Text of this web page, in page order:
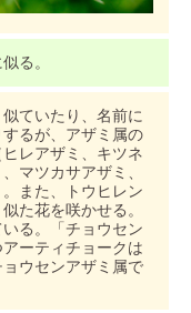
る。
ていたり、名前に
するが、アザミ属の
レアザミ、キツネ
マツカサアザミ、
また、トウヒレン
た花を咲かせる。
る。「チョウセン
ーティチョークは
ウセンアザミ属で